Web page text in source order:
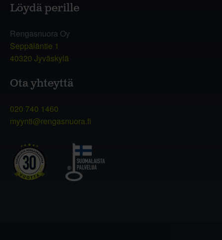
Löydä perille
Rengasnuora Oy
Seppäläntie 1
40320 Jyväskylä
Ota yhteyttä
020 740 1460
myynti@rengasnuora.fi